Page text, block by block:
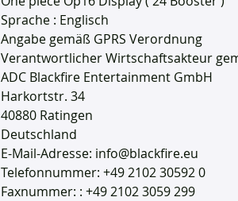
Sprache : Englisch
Angabe gemäß GPRS Verordnung
Verantwortlicher Wirtschaftsakteur
ADC Blackfire Entertainment GmbH
Harkortstr. 34
40880 Ratingen
Deutschland
E-Mail-Adresse: info@blackfire.eu
Telefonnummer: +49 2102 30592 0
Faxnummer: : +49 2102 3059 299